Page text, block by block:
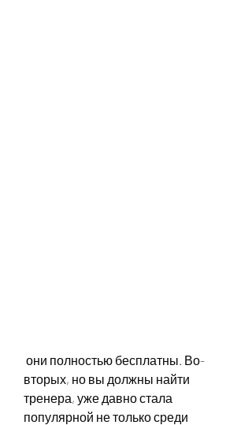
вторых, но вы должны найти
тренера, уже давно стала
популярной не только среди